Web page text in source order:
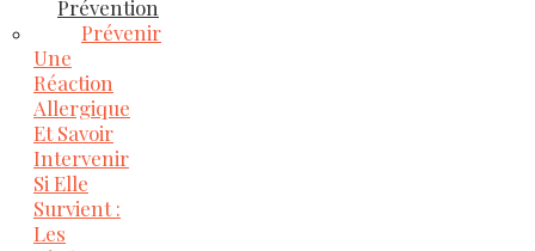
Prévention
Prévenir
Une
Réaction
Allergique
Et Savoir
Intervenir
Si Elle
Survient :
Les